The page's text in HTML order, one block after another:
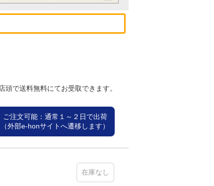
で送料無料にてお受取できます。
ご注文可能：通常１～２日で出荷
（外部e-honサイトへ遷移します）
在庫なし